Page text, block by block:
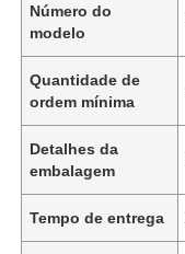
Número do
modelo
Quantidade de
ordem mínima
Detalhes da
embalagem
Tempo de entrega